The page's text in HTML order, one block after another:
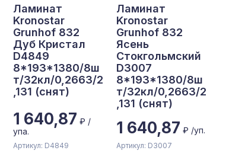
Ламинат
Kronostar
Grunhof 832
Дуб Кристал
D4849
8*193*1380/8ш
т/32кл/0,2663/2
,131 (снят)
1 640,87 ₽ /
упа.
Артикул: D4849
Ламинат
Kronostar
Grunhof 832
Ясень
Стокгольмский
D3007
8*193*1380/8ш
т/32кл/0,2663/2
,131 (снят)
1 640,87 ₽ /уп.
Артикул: D3007